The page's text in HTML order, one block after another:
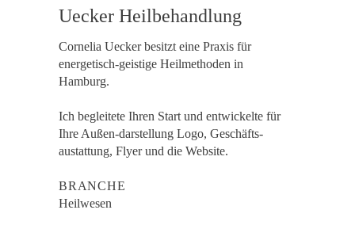
Uecker Heilbehandlung
Cornelia Uecker besitzt eine Praxis für
energetisch-geistige Heilmethoden in
Hamburg.
Ich begleitete Ihren Start und entwickelte für
Ihre Außen-darstellung Logo, Geschäfts-
austattung, Flyer und die Website.
BRANCHE
Heilwesen